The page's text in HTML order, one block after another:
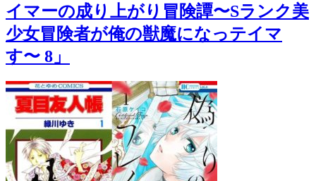
イマーの成り上がり冒険譚〜Sランク美
少女冒険者が俺の獣魔になっテイマ
す〜 8」